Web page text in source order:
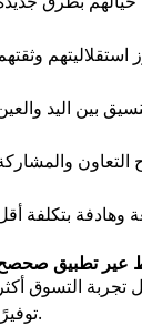
الآن واجعل تجربة التسوق أكثر
توفيرًا.